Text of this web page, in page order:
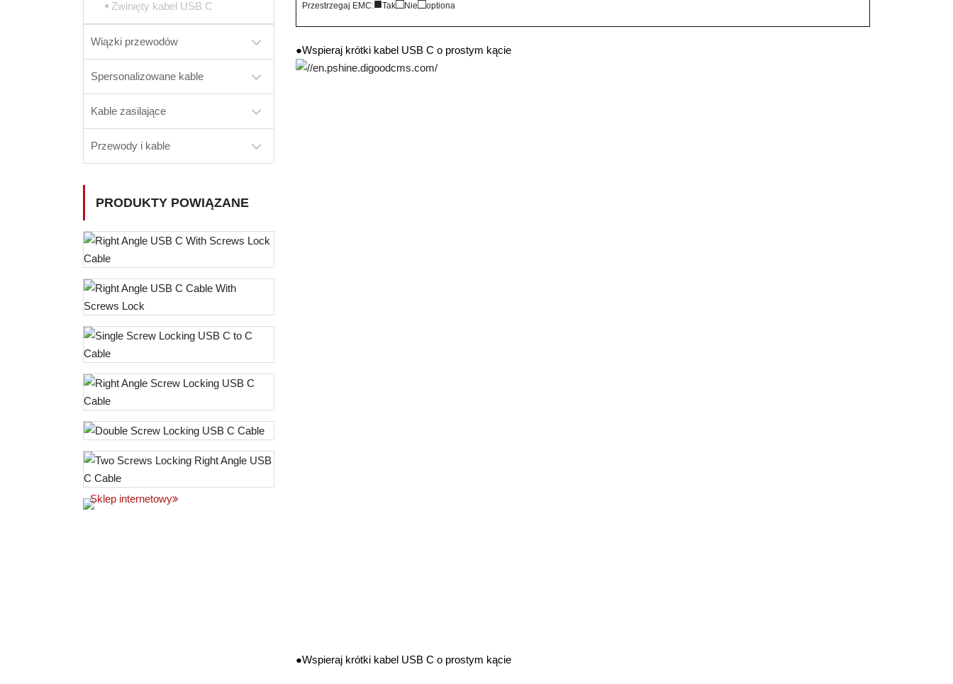
Przestrzegaj EMC:■Tak□Nie□optiona
●Wspieraj krótki kabel USB C o prostym kącie
●Wspieraj krótki kabel USB C o prostym kącie
Zwinięty kabel USB C
Wiązki przewodów
Spersonalizowane kable
Kable zasilające
Przewody i kable
PRODUKTY POWIĄZANE
Sklep internetowy